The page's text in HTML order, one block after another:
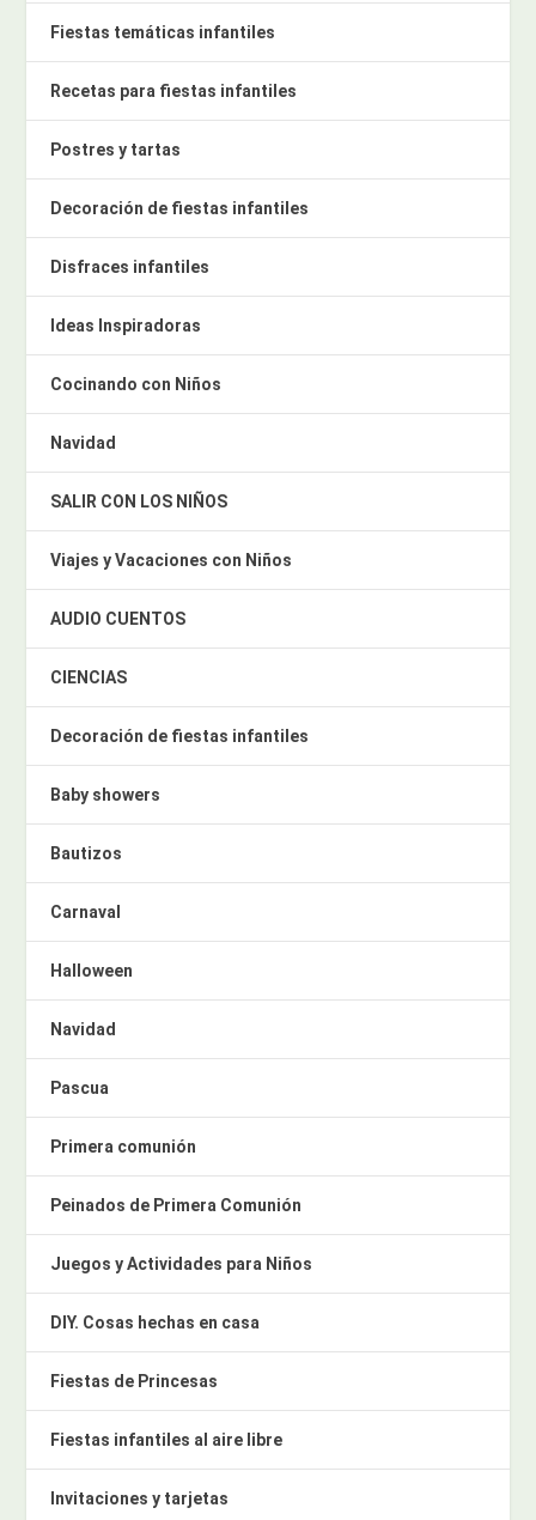
Fiestas temáticas infantiles
Recetas para fiestas infantiles
Postres y tartas
Decoración de fiestas infantiles
Disfraces infantiles
Ideas Inspiradoras
Cocinando con Niños
Navidad
SALIR CON LOS NIÑOS
Viajes y Vacaciones con Niños
AUDIO CUENTOS
CIENCIAS
Decoración de fiestas infantiles
Baby showers
Bautizos
Carnaval
Halloween
Navidad
Pascua
Primera comunión
Peinados de Primera Comunión
Juegos y Actividades para Niños
DIY. Cosas hechas en casa
Fiestas de Princesas
Fiestas infantiles al aire libre
Invitaciones y tarjetas